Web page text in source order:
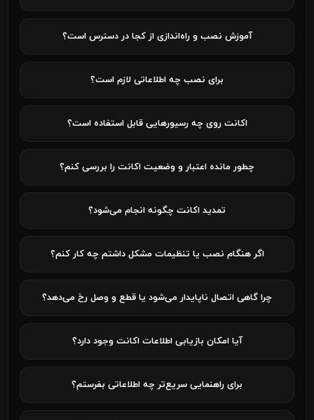
آموزش نصب و راه‌اندازی از کجا در دسترس است؟
برای نصب چه اطلاعاتی لازم است؟
اکانت روی چه رسیورهایی قابل استفاده است؟
چطور مانده اعتبار و وضعیت اکانت را بررسی کنم؟
تمدید اکانت چگونه انجام می‌شود؟
اگر هنگام نصب یا تنظیمات مشکل داشتم چه کار کنم؟
چرا گاهی اتصال ناپایدار می‌شود یا قطع و وصل رخ می‌دهد؟
آیا امکان بازیابی اطلاعات اکانت وجود دارد؟
برای راهنمایی سریع‌تر چه اطلاعاتی بفرستم؟